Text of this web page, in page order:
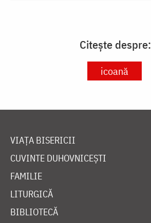
Citește despre:
icoană
VIAȚA BISERICII
CUVINTE DUHOVNICEȘTI
FAMILIE
LITURGICĂ
BIBLIOTECĂ